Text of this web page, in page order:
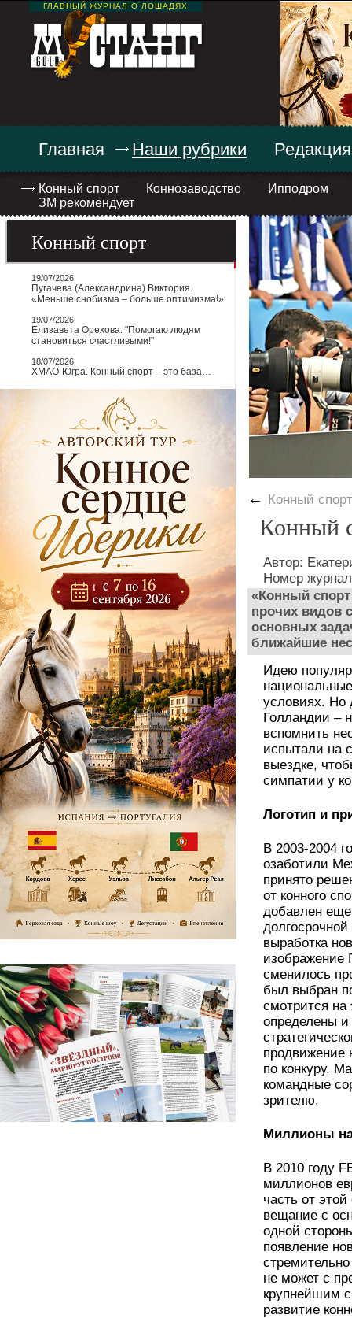
ГЛАВНЫЙ ЖУРНАЛ О ЛОШАДЯХ
Главная Наши рубрики
Конный спорт Коннозаводство
Ипподром
ЗМ рекомендует
Редакция
Конный спорт
19/07/2026
Пугачева (Александрина) Виктория.
«Меньше снобизма – больше оптимизма!»
19/07/2026
Елизавета Орехова: "Помогаю людям
становиться счастливыми!"
18/07/2026
ХМАО-Югра. Конный спорт – это база…
← Конный спорт
Конный
Автор:
Номер
«Конный
прочих видов
основных
ближайшие
Идею
условиях. Но
Голландии –
вспомнить
испытали на
выездке,
симпатии у
Логотип и
В 2003-2004
озаботили
принято
от конного
добавлен
выработка
изображение
сменилось
был выбран
смотрится на
определены и
продвижение
по конкуру.
командные
зрителю.
Миллионы
В 2010 году
миллионов
часть от
вещание с
одной
появление
не может с
крупнейшим
развитие